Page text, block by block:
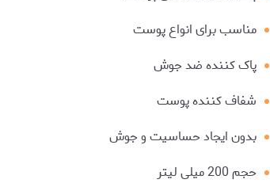
مناسب برای انواع پوست
پاک کننده ضد جوش
شفاف کننده پوست
بدون ایجاد حساسیت و جوش
حجم 200 میلی لیتر